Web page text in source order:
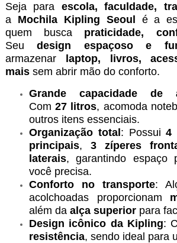
Seja para escola, faculdade,
a Mochila Kipling Seoul é a
quem busca praticidade,
Seudesign espaçoso e
armazenar
laptop, livros,
maissem abrir mão do conforto.
Grande capacidade de
Com27 litros, acomoda
outros itens essenciais.
Organização total: Possui4
principais, 3 zíperes
laterais, garantindo espaço
você precisa.
Conforto no transporte:
acolchoadas proporcionam
além da alça superiorpara
Design icônico da Kipling:
resistência, sendo ideal para